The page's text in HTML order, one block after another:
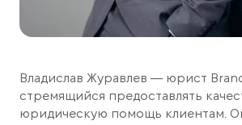
Владислав Журавлев — юрист
стремящийся предоставлять
юридическую помощь клиентам.